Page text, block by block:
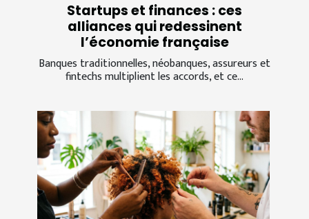
Startups et finances : ces
alliances qui redessinent
l’économie française
Banques traditionnelles, néobanques, assureurs et
fintechs multiplient les accords, et ce...